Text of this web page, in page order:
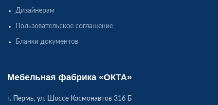
Дизайнерам
Пользовательское соглашение
Бланки документов
Мебельная фабрика «ОКТА»
г. Пермь, ул. Шоссе Космонавтов 316 Б